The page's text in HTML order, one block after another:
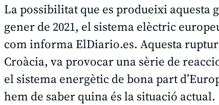
La possibilitat que es produeixi aquesta
gener de 2021, el sistema elèctric
com informaElDiario.es. Aquesta
Croàcia, va provocar una sèrie de
el sistema energètic de bona part
hem de saber quina és la situació actual.